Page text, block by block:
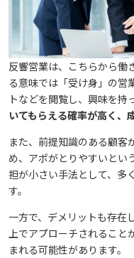
反響営業は、こちらから働
る意味では「受け身」の営
トなどを閲覧し、興味を持
いてもらえる確率が高く、
また、前提知識のある顧客
め、アポがとりやすいとい
担が小さい手法として、多
す。
一方で、デメリットも存在
上でアプローチされること
まれる可能性があります。